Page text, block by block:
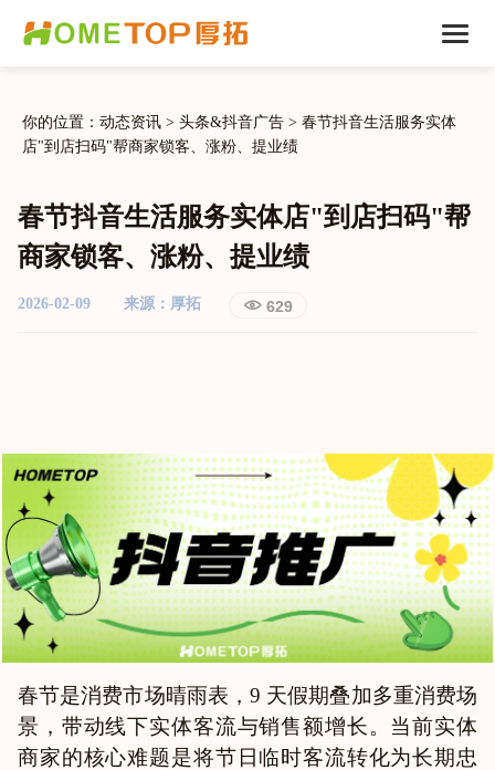
你的位置：动态资讯 > 头条&抖音广告 > 春节抖音生活服务实体
店"到店扫码"帮商家锁客、涨粉、提业绩
春节抖音生活服务实体店"到店扫码"帮
商家锁客、涨粉、提业绩
2026-02-09 来源：厚拓 629
春节是消费市场晴雨表，9 天假期叠加多重消费场
景，带动线下实体客流与销售额增长。当前实体
商家的核心难题是将节日临时客流转化为长期忠